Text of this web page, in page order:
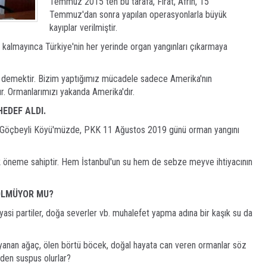
Temmuz'dan sonra yapılan operasyonlarla büyük
kayıplar verilmiştir.
Türkiye'nin her yerinde organ yangınları çıkarmaya
Bizim yaptığımız mücadele sadece Amerika'nın
yakanda Amerika'dır.
ALDI.
Köyü'müzde, PKK 11 Ağustos 2019 günü orman yangını
sahiptir. Hem İstanbul'un su hem de sebze meyve ihtiyacının
MU?
partiler, doğa severler vb. muhalefet yapma adına bir kaşık su da
yanan ağaç, ölen börtü böcek, doğal hayata can veren ormanlar söz
suspus olurlar?